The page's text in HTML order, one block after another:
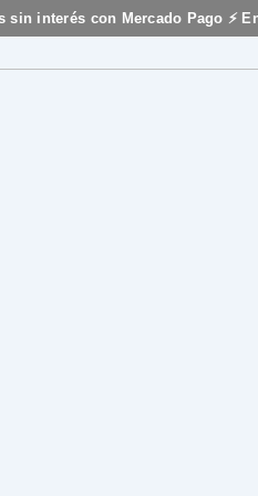
sin interés con Mercado Pago ⚡